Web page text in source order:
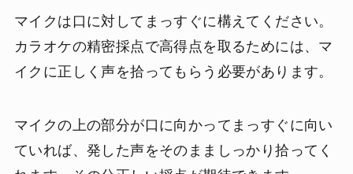
マイクは口に対してまっすぐに構えてください。
カラオケの精密採点で高得点を取るためには、マ
イクに正しく声を拾ってもらう必要があります。
マイクの上の部分が口に向かってまっすぐに向い
ていれば、発した声をそのまましっかり拾ってく